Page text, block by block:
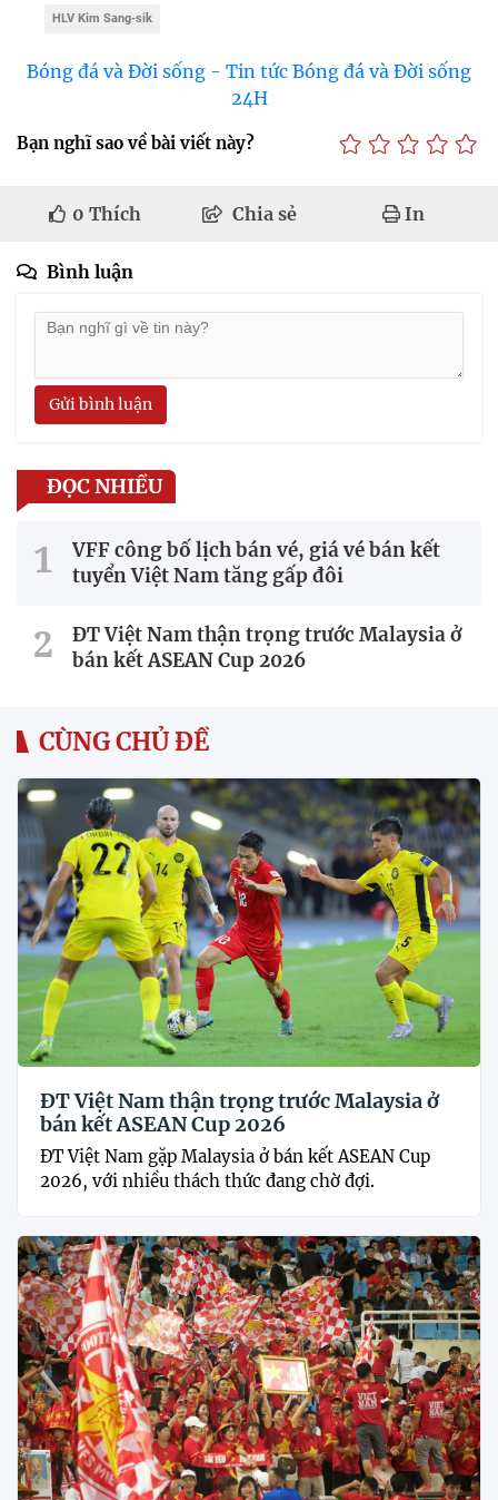
HLV Kim Sang-sik
Bóng đá và Đời sống - Tin tức Bóng đá và Đời sống
24H
Bạn nghĩ sao về bài viết này?
0 Thích Chia sẻ In
Bình luận
Gửi bình luận
ĐỌC NHIỀU
VFF công bố lịch bán vé, giá vé bán kết
tuyển Việt Nam tăng gấp đôi
ĐT Việt Nam thận trọng trước Malaysia ở
bán kết ASEAN Cup 2026
CÙNG CHỦ ĐỀ
ĐT Việt Nam thận trọng trước Malaysia ở
bán kết ASEAN Cup 2026
ĐT Việt Nam gặp Malaysia ở bán kết ASEAN Cup
2026, với nhiều thách thức đang chờ đợi.